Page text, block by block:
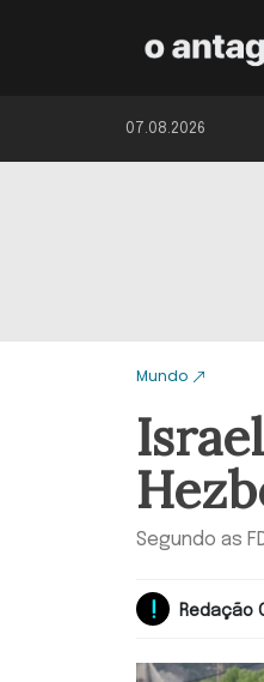
07.08.2026
Mundo
Segundo as
Redação